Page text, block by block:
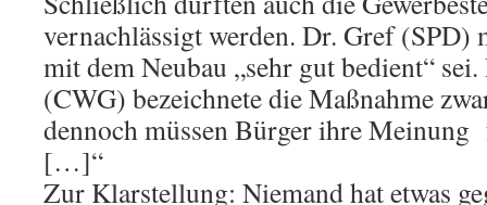
vernachlässigt werden. Dr. Gref (SPD)
mit dem Neubau „sehr gut bedient“
(CWG) bezeichnete die Maßnahme
dennoch müssen Bürger ihre
[…]“
Zur Klarstellung: Niemand hat etwas